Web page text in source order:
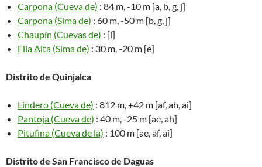
Carpona (Cueva de) : 84 m, -10 m [a, b, g, j]
Carpona (Sima de) : 60 m, -50 m [b, g, j]
Chaupín (Cuevas de) : [l]
Fila Alta (Sima de) : 30 m, -20 m [e]
Distrito de Quinjalca
Lindero (Cueva de) : 812 m, +42 m [af, ah, ai]
Pantoja (Cueva de) : 40 m, -25 m [ae, ah]
Pitufina (Cueva de la) : 100 m [ae, af, ai]
Distrito de San Francisco de Daguas